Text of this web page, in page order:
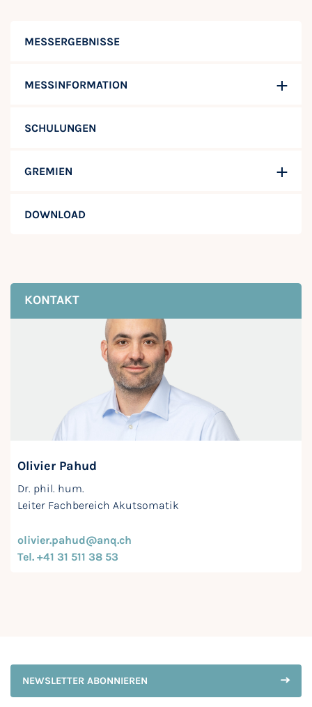
MESSERGEBNISSE
MESSINFORMATION
SCHULUNGEN
GREMIEN
DOWNLOAD
KONTAKT
Olivier Pahud
Dr. phil. hum.
Leiter Fachbereich Akutsomatik
olivier.pahud@anq.ch
Tel. +41 31 511 38 53
NEWSLETTER ABONNIEREN